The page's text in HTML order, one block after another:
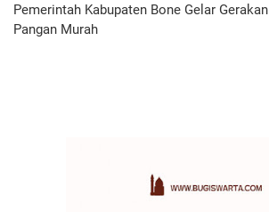
Pemerintah Kabupaten Bone Gelar Gerakan
Pangan Murah